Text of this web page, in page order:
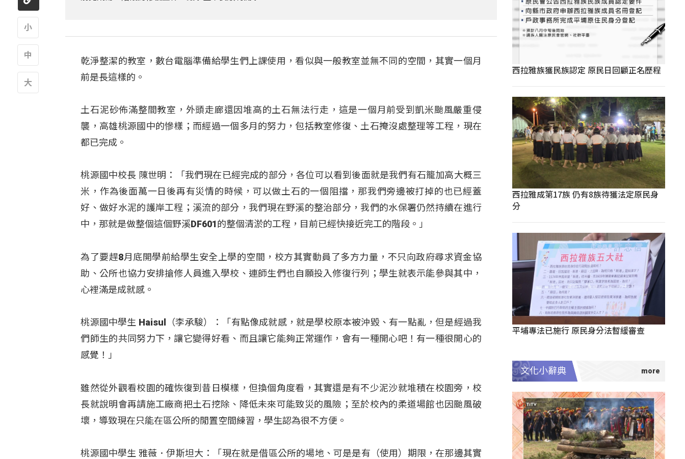
乾淨整潔的教室，數台電腦準備給學生們上課使用，看似與一般教室並無不同的空間，其實一個月
前是長這樣的。
土石泥砂佈滿整間教室，外頭走廊還因堆高的土石無法行走，這是一個月前受到凱米颱風嚴重侵
襲，高雄桃源國中的慘樣；而經過一個多月的努力，包括教室修復、土石掩沒處整理等工程，現在
都已完成。
桃源國中校長 陳世明：「我們現在已經完成的部分，各位可以看到後面就是我們有石籠加高大概三
米，作為後面萬一日後再有災情的時候，可以做土石的一個阻擋，那我們旁邊被打掉的也已經蓋
好、做好水泥的護岸工程；溪流的部分，我們現在野溪的整治部分，我們的水保署仍然持續在進行
中，那就是做整個這個野溪DF601的整個清淤的工程，目前已經快接近完工的階段。」
為了要趕8月底開學前給學生安全上學的空間，校方其實動員了多方力量，不只向政府尋求資金協
助、公所也協力安排搶修人員進入學校、連師生們也自願投入修復行列；學生就表示能參與其中，
心裡滿是成就感。
桃源國中學生 Haisul（李承駿）：「有點像成就感，就是學校原本被沖毀、有一點亂，但是經過我
們師生的共同努力下，讓它變得好看、而且讓它能夠正常運作，會有一種開心吧！有一種很開心的
感覺！」
雖然從外觀看校園的確恢復到昔日模樣，但換個角度看，其實還是有不少泥沙就堆積在校園旁，校
長就說明會再請施工廠商把土石挖除、降低未來可能致災的風險；至於校內的柔道場館也因颱風破
壞，導致現在只能在區公所的閒置空間練習，學生認為很不方便。
桃源國中學生 雅薇．伊斯坦大：「現在就是借區公所的場地、可是是有（使用）期限，在那邊其實
西拉雅族獲民族認定 原民日回顧正名歷程
西拉雅成第17族 仍有8族待獲法定原民身
分
平埔專法已施行 原民身分法暫緩審查
文化小辭典